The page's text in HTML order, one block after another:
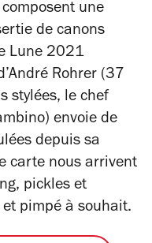
une
de canons
Lune 2021
Rohrer (37
stylées, le chef
envoie de
depuis sa
carte nous arrivent
pickles et
pimpé à souhait.